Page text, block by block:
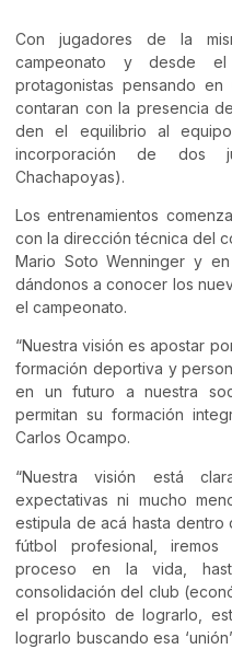
Con jugadores de la
campeonato y desde
protagonistas pensando
contaran con la presencia
den el equilibrio al
incorporación de dos
Chachapoyas).
Los entrenamientos
con la dirección técnica del
Mario Soto Wenninger y
dándonos a conocer los
el campeonato.
“Nuestra visión es apostar
formación deportiva y
en un futuro a nuestra
permitan su formación
Carlos Ocampo.
“Nuestra visión está
expectativas ni mucho
estipula de acá hasta
fútbol profesional,
proceso en la vida,
consolidación del club
el propósito de lograrlo,
lograrlo buscando esa